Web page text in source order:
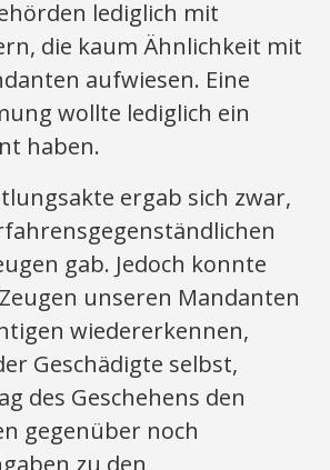
lediglich mit
die kaum Ähnlichkeit mit
aufwiesen. Eine
wollte lediglich ein
haben.
ergab sich zwar,
gab. Jedoch konnte
unseren Mandanten
wiedererkennen,
Geschädigte selbst,
des Geschehens den
gegenüber noch
zu den